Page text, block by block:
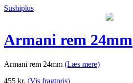
Sushiplus
Armani rem 24mm
Armani rem 24mm (Læs mere)
455 kr. (Vis fragtpris)